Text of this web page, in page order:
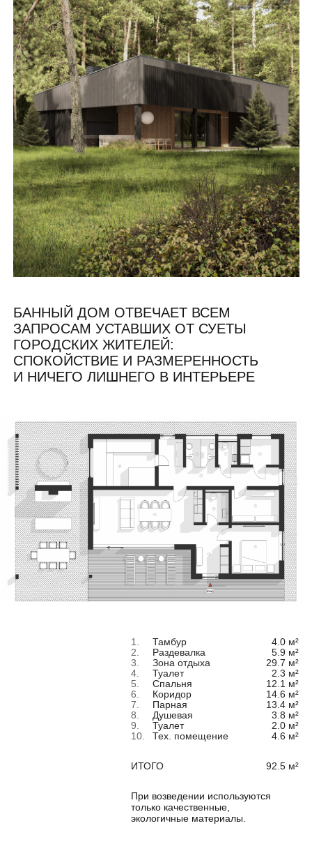
При возведении используются
Тамбур
Раздевалка
Зона отдыха
Туалет
Спальня
Коридор
Парная
Душевая
Туалет
Тех. помещение
1.
2.
3.
4.
5.
6.
7.
8.
9.
10.
ИТОГО
4.0 м²
5.9 м²
29.7 м²
2.3 м²
12.1 м²
14.6 м²
13.4 м²
3.8 м²
2.0 м²
4.6 м²
92.5 м²
ОСТАВЬТЕ ЗАЯВКУ НА КОНСУЛЬТАЦИЮ
Информация, Размещенная На Сайте, Не
СВЯЖИТЕСЬ С НАМИ
INFO@AKTAGROUP.RU